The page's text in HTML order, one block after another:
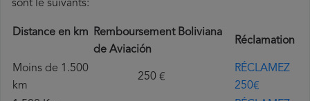
sont le suivants:
Distance en km Remboursement Boliviana
de Aviación
Réclamation
Moins de 1.500
km
250 €
RÉCLAMEZ
250€